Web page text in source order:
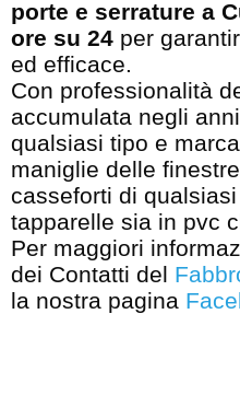
porte e serrature a
ore su 24 per
ed efficace.
Con professionalità
accumulata negli
qualsiasi tipo e
maniglie delle
casseforti di
tapparelle sia in pvc
Per maggiori
dei Contatti del
la nostra pagina